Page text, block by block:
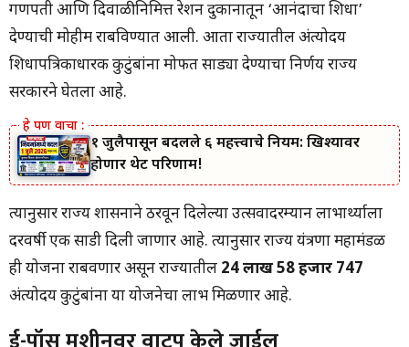
गणपती आणि दिवाळीनिमित्त रेशन दुकानातून ‘आनंदाचा शिधा’
देण्याची मोहीम राबविण्यात आली. आता राज्यातील अंत्योदय
शिधापत्रिकाधारक कुटुंबांना मोफत साड्या देण्याचा निर्णय राज्य
सरकारने घेतला आहे.
१ जुलैपासून बदलले ६ महत्त्वाचे नियम: खिश्यावर
होणार थेट परिणाम!
त्यानुसार राज्य शासनाने ठरवून दिलेल्या उत्सवादरम्यान लाभार्थ्याला
दरवर्षी एक साडी दिली जाणार आहे. त्यानुसार राज्य यंत्रणा महामंडळ
ही योजना राबवणार असून राज्यातील 24 लाख 58 हजार 747
अंत्योदय कुटुंबांना या योजनेचा लाभ मिळणार आहे.